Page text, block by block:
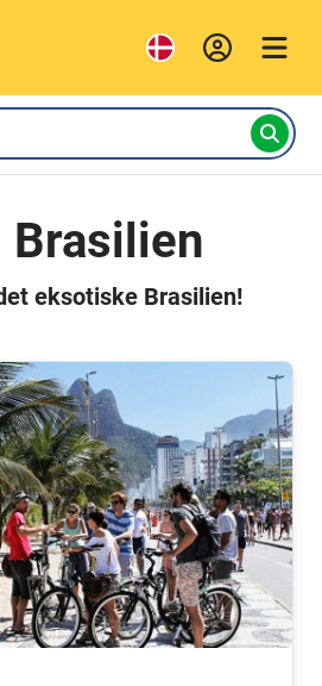
Brasilien
eksotiske Brasilien!